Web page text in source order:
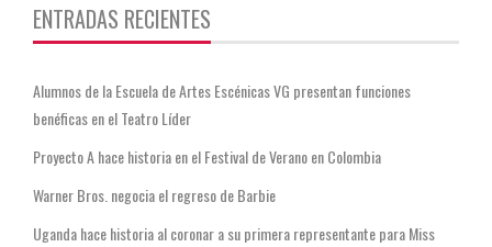
ENTRADAS RECIENTES
Alumnos de la Escuela de Artes Escénicas VG presentan funciones
benéficas en el Teatro Líder
Proyecto A hace historia en el Festival de Verano en Colombia
Warner Bros. negocia el regreso de Barbie
Uganda hace historia al coronar a su primera representante para Miss